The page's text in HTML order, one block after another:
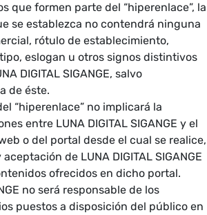
que formen parte del “hiperenlace”, la
se establezca no contendrá ninguna
rótulo de establecimiento,
eslogan u otros signos distintivos
DIGITAL SIGANGE, salvo
de éste.
“hiperenlace” no implicará la
entre LUNA DIGITAL SIGANGE y el
o del portal desde el cual se realice,
de LUNA DIGITAL SIGANGE
ofrecidos en dicho portal.
no será responsable de los
puestos a disposición del público en